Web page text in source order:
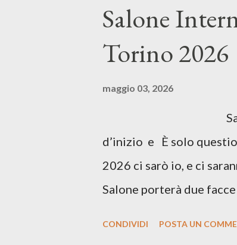
Salone
Torino 2026
maggio 03, 2026
SalTo 2026 📚
d’inizio e È solo
2026 ci sarò io, e ci
Salone porterà due
CONDIVIDI POSTA UN